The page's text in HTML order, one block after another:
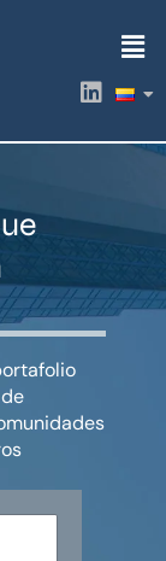
L
i
k
i